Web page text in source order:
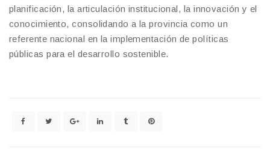
planificación, la articulación institucional, la innovación y el
conocimiento, consolidando a la provincia como un
referente nacional en la implementación de políticas
públicas para el desarrollo sostenible.